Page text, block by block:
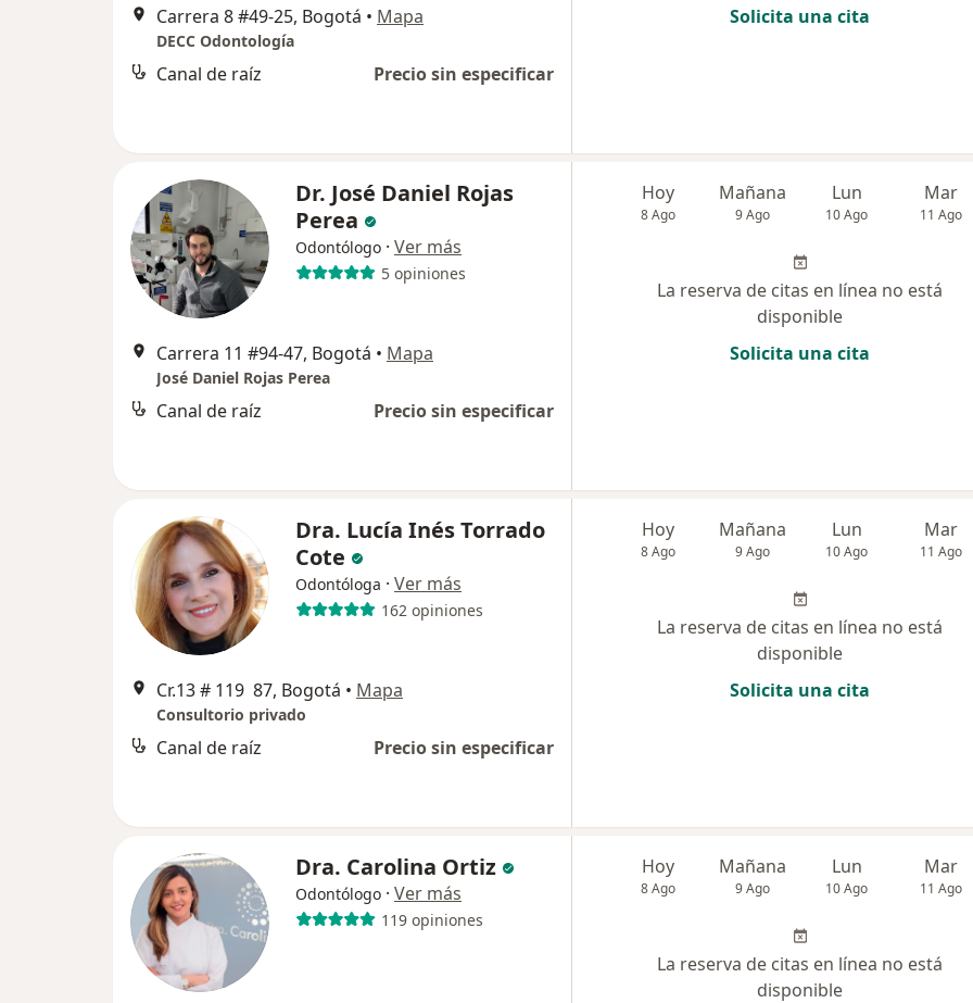
Carrera 8 #49-25, Bogotá • Mapa
DECC Odontología
Canal de raíz Precio sin especificar
Solicita una cita
Dr. José Daniel Rojas
Perea
Odontólogo · Ver más
5 opiniones
Carrera 11 #94-47, Bogotá • Mapa
José Daniel Rojas Perea
Canal de raíz Precio sin especificar
Hoy
8 Ago
Mañana
9 Ago
Lun
10 Ago
Mar
11 Ago
La reserva de citas en línea no está
disponible
Solicita una cita
Dra. Lucía Inés Torrado
Cote
Odontóloga · Ver más
162 opiniones
Cr.13 # 119 87, Bogotá • Mapa
Consultorio privado
Canal de raíz Precio sin especificar
Hoy
8 Ago
Mañana
9 Ago
Lun
10 Ago
Mar
11 Ago
La reserva de citas en línea no está
disponible
Solicita una cita
Dra. Carolina Ortiz
Odontólogo · Ver más
119 opiniones
Hoy
8 Ago
Mañana
9 Ago
Lun
10 Ago
Mar
11 Ago
La reserva de citas en línea no está
disponible